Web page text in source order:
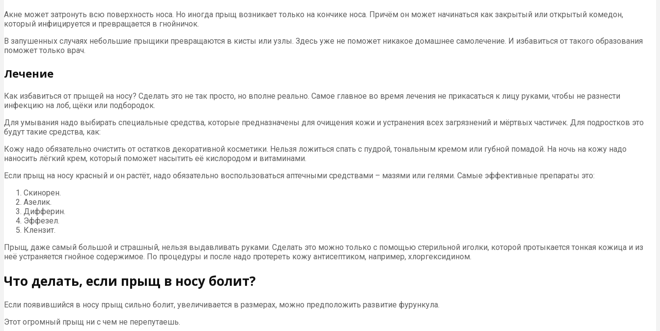
Акне может затронуть всю поверхность носа. Но иногда прыщ возникает только на кончике носа. Причём он может начинаться как закрытый или открытый комедон,
который инфицируется и превращается в гнойничок.
В запушенных случаях небольшие прыщики превращаются в кисты или узлы. Здесь уже не поможет никакое домашнее самолечение. И избавиться от такого образования
поможет только врач.
Лечение
Как избавиться от прыщей на носу? Сделать это не так просто, но вполне реально. Самое главное во время лечения не прикасаться к лицу руками, чтобы не разнести
инфекцию на лоб, щёки или подбородок.
Для умывания надо выбирать специальные средства, которые предназначены для очищения кожи и устранения всех загрязнений и мёртвых частичек. Для подростков это
будут такие средства, как:
Кожу надо обязательно очистить от остатков декоративной косметики. Нельзя ложиться спать с пудрой, тональным кремом или губной помадой. На ночь на кожу надо
наносить лёгкий крем, который поможет насытить её кислородом и витаминами.
Если прыщ на носу красный и он растёт, надо обязательно воспользоваться аптечными средствами – мазями или гелями. Самые эффективные препараты это:
Скинорен.
Азелик.
Дифферин.
Эффезел.
Клензит.
Прыщ, даже самый большой и страшный, нельзя выдавливать руками. Сделать это можно только с помощью стерильной иголки, которой протыкается тонкая кожица и из
неё устраняется гнойное содержимое. По процедуры и после надо протереть кожу антисептиком, например, хлоргексидином.
Что делать, если прыщ в носу болит?
Если появившийся в носу прыщ сильно болит, увеличивается в размерах, можно предположить развитие фурункула.
Этот огромный прыщ ни с чем не перепутаешь.